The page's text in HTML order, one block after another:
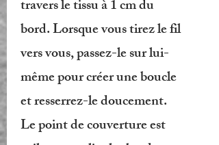
travers le tissu à 1 cm du
bord. Lorsque vous tirez le fil
vers vous, passez-le sur lui-
même pour créer une boucle
et resserrez-le doucement.
Le point de couverture est